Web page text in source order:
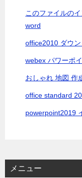
このファイルの
word
office2010 ダウ
webex パワーポ
おしゃれ 地図 作
office standard
powerpoint2019
メニュー